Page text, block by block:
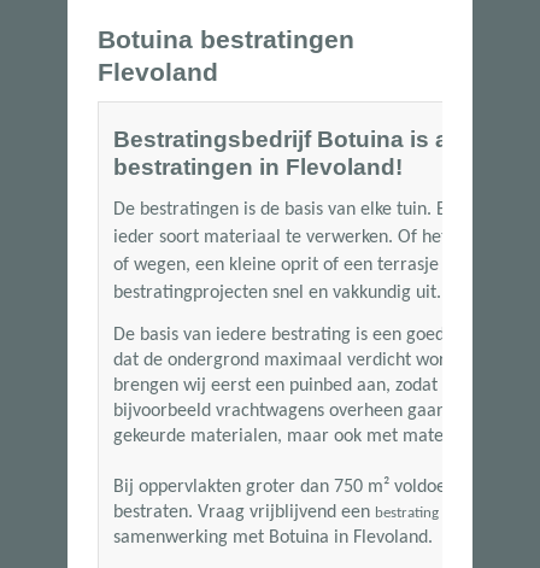
Botuina bestratingen
Flevoland
Bestratingsbedrijf Botuina is al meer
bestratingen in Flevoland!
De bestratingen is de basis van elke tuin. Bij Botuina
ieder soort materiaal te verwerken. Of het nu gaat
of wegen, een kleine oprit of een terrasje met
bestratingprojecten snel en vakkundig uit.
De basis van iedere bestrating is een goede
dat de ondergrond maximaal verdicht wordt.
brengen wij eerst een puinbed aan, zodat de
bijvoorbeeld vrachtwagens overheen gaan. Wij
gekeurde materialen, maar ook met materialen van
Bij oppervlakten groter dan 750 m² voldoen wij aan
bestraten. Vraag vrijblijvend een bestrating offerte
samenwerking met Botuina in Flevoland.